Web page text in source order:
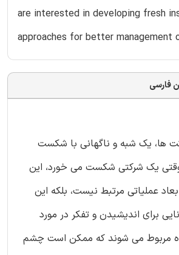
are interested in developing fresh
approaches for better management
فارسی
ها، یک شبه و ناگهانی با شکست
یک شرکتی شکست می خورد، این
عملیاتی مرتبط نیست، بلکه این
برای اندیشیدن و تفکر در مورد
مربوط می شوند که ممکن است چشم